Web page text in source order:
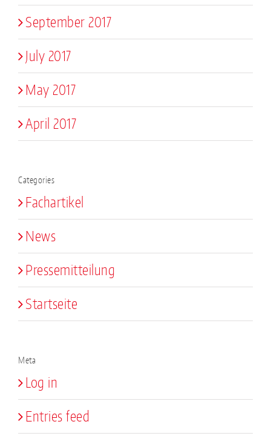
September 2017
July 2017
May 2017
April 2017
Categories
Fachartikel
News
Pressemitteilung
Startseite
Meta
Log in
Entries feed